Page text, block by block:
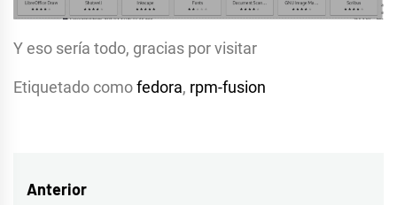
Y eso sería todo, gracias por visitar
Etiquetado comofedora, rpm-fusion
Navegación
Anterior